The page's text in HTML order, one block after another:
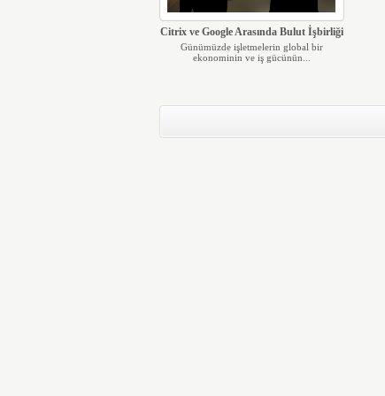
Citrix ve Google Arasında Bulut İşbirliği
Günümüzde işletmelerin global bir
ekonominin ve iş gücünün...